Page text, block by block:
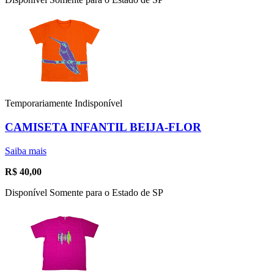
Temporariamente Indisponível
CAMISETA INFANTIL BEIJA-FLOR
Saiba mais
R$ 40,00
Disponível Somente para o Estado de SP